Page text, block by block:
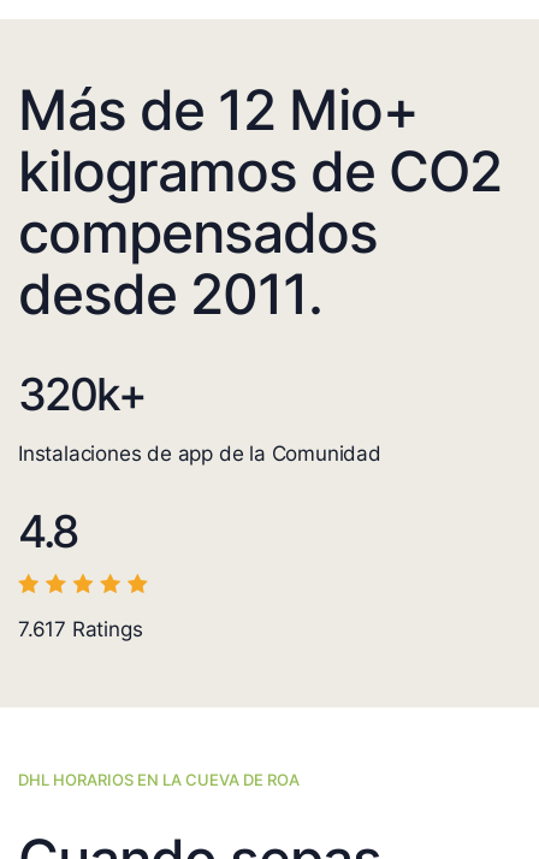
Más de 12 Mio+
kilogramos de CO2
compensados
desde 2011.
320k+
Instalaciones de app de la Comunidad
4.8
7.617 Ratings
DHL HORARIOS EN LA CUEVA DE ROA